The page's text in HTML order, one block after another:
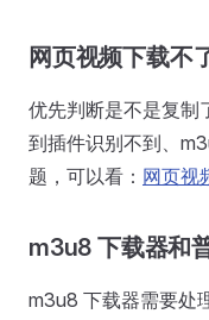
网页视频下载不
优先判断是不是复制
到插件识别不到、
题，可以看： 网页视
m3u8 下载器和
m3u8 下载器需要处